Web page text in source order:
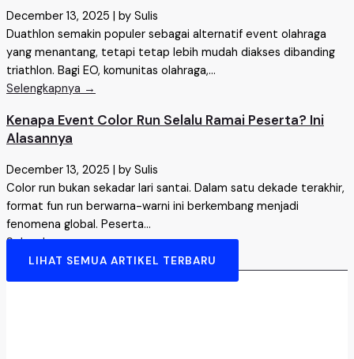
December 13, 2025
by Sulis
Duathlon semakin populer sebagai alternatif event olahraga
yang menantang, tetapi tetap lebih mudah diakses dibanding
triathlon. Bagi EO, komunitas olahraga,...
Selengkapnya →
Kenapa Event Color Run Selalu Ramai Peserta? Ini
Alasannya
December 13, 2025
by Sulis
Color run bukan sekadar lari santai. Dalam satu dekade terakhir,
format fun run berwarna-warni ini berkembang menjadi
fenomena global. Peserta...
Selengkapnya →
LIHAT SEMUA ARTIKEL TERBARU